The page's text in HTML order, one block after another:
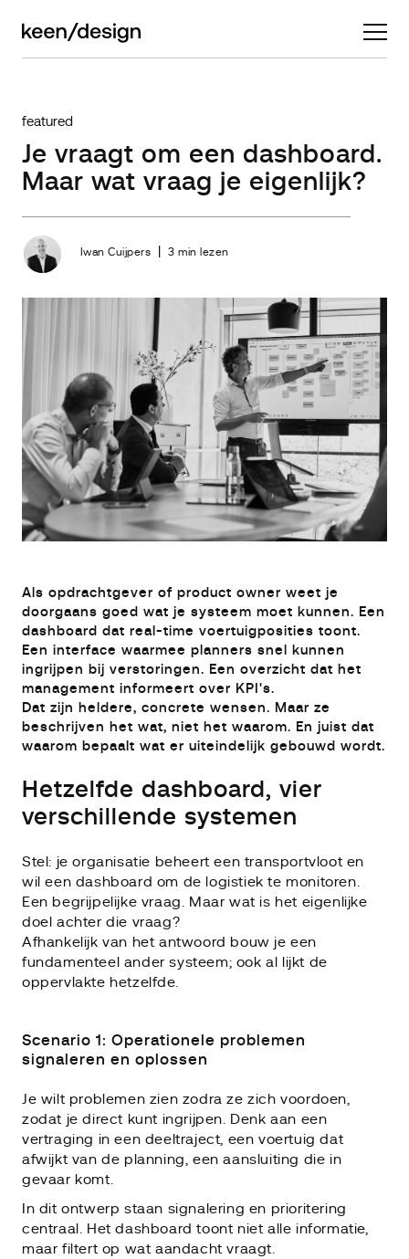
featured
Je vraagt om een dashboard.
Maar wat vraag je eigenlijk?
Iwan Cuijpers 3 min lezen
Als opdrachtgever of product owner weet je
doorgaans goed wat je systeem moet kunnen. Een
dashboard dat real-time voertuigposities toont.
Een interface waarmee planners snel kunnen
ingrijpen bij verstoringen. Een overzicht dat het
management informeert over KPI's.
Dat zijn heldere, concrete wensen. Maar ze
beschrijven het wat, niet het waarom. En juist dat
waarom bepaalt wat er uiteindelijk gebouwd wordt.
Hetzelfde dashboard, vier
verschillende systemen
Stel: je organisatie beheert een transportvloot en
wil een dashboard om de logistiek te monitoren.
Een begrijpelijke vraag. Maar wat is het eigenlijke
doel achter die vraag?
Afhankelijk van het antwoord bouw je een
fundamenteel ander systeem; ook al lijkt de
oppervlakte hetzelfde.
Scenario 1: Operationele problemen
signaleren en oplossen
Je wilt problemen zien zodra ze zich voordoen,
zodat je direct kunt ingrijpen. Denk aan een
vertraging in een deeltraject, een voertuig dat
afwijkt van de planning, een aansluiting die in
gevaar komt.
In dit ontwerp staan signalering en prioritering
centraal. Het dashboard toont niet alle informatie,
maar filtert op wat aandacht vraagt.